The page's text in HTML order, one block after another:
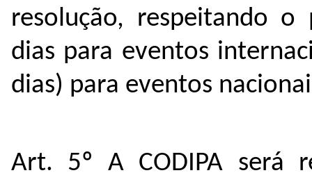
resolução, respeitando
dias para eventos
dias) para eventos
Art. 5º A CODIPA será